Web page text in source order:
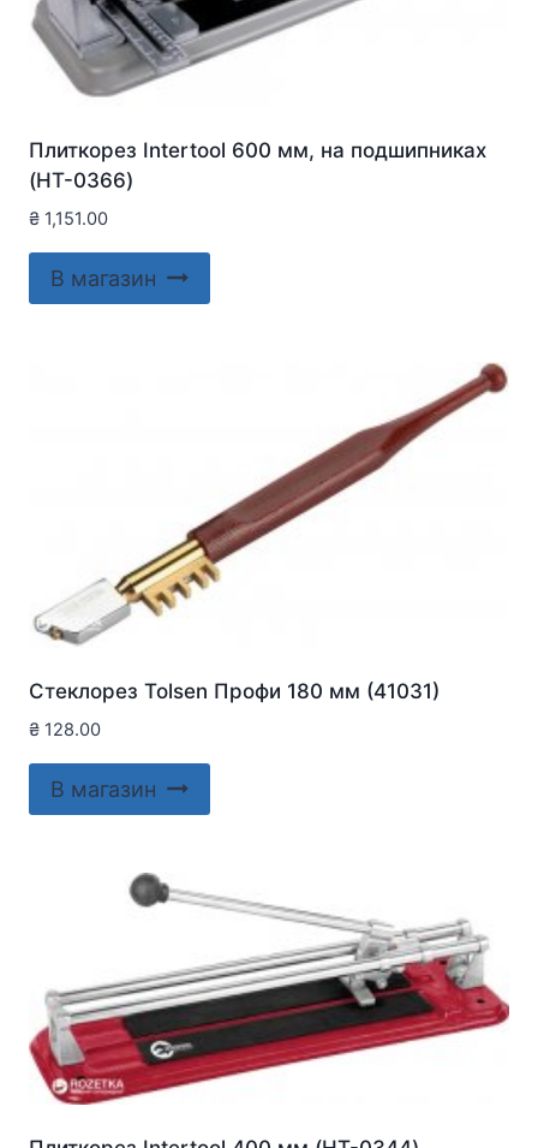
Плиткорез Intertool 600 мм, на подшипниках
(HT-0366)
₴ 1,151.00
В магазин
Стеклорез Tolsen Профи 180 мм (41031)
₴ 128.00
В магазин